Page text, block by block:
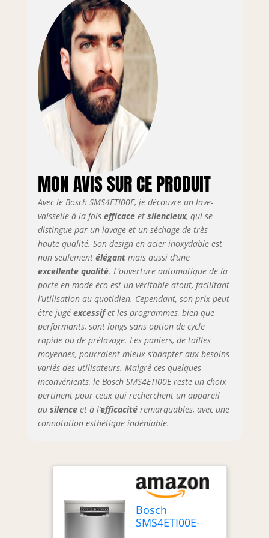
niveaux, la hauteur
du panier
supérieur peut être
facilement ajustée,
jusqu'à 5 cm,
même lorsqu'il est
complètement
chargé. Le lave
vaisselle de Bosch
est doté d'une
connectivité
intelligente pour
quotidien. Grâce au
partenariat avec
Amazon Alexa vous
pouvez contrôler
votre lave-vaisselle
par la voix mais
aussi lancer un
directement via
votre smartphone.
Le lave-vaisselle est
exceptionnellement
silencieux et
discret avec un
niveau de bruit de
44 dB Livraison : 1x
lave-vaisselle pose-
libre de Bosch avec
accessoires de
MON AVIS SUR CE PRODUIT
Avec le Bosch SMS4ETI00E, je découvre un lave-
vaisselle à la fois efficaceet silencieux, qui se
distingue par un lavage et un séchage de très
haute qualité. Son design en acier inoxydable est
non seulement élégantmais aussi d’une
excellente qualité. L’ouverture automatique de la
porte en mode éco est un véritable atout, facilitant
l’utilisation au quotidien. Cependant, son prix peut
être jugé excessifet les programmes, bien que
performants, sont longs sans option de cycle
rapide ou de prélavage. Les paniers, de tailles
moyennes, pourraient mieux s’adapter aux besoins
variés des utilisateurs. Malgré ces quelques
inconvénients, le Bosch SMS4ETI00E reste un choix
pertinent pour ceux qui recherchent un appareil
au silenceet à l’efficacitéremarquables, avec une
connotation esthétique indéniable.
Bosch
SMS4ETI00E-